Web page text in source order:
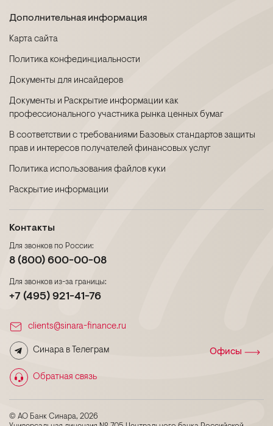
© АО Банк Синара, 2026
Дополнительная информация
Карта сайта
Политика конфединциальности
Документы для инсайдеров
Документы и Раскрытие информации как
профессионального участника рынка ценных бумаг
В соответствии с требованиями Базовых стандартов защиты
прав и интересов получателей финансовых услуг
Политика использования файлов куки
Раскрытие информации
Контакты
clients@sinara-finance.ru
Синара в Телеграм
Обратная связь
Для звонков по России:
8 (800) 600-00-08
Для звонков из-за границы:
+7 (495) 921-41-76
Офисы